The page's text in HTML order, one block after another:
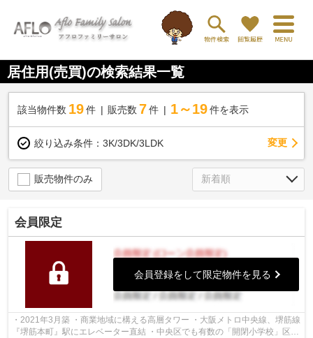
居住用(売買)の検索結果一覧
該当物件数 19件 販売数 7 件 1～19 件を表示
絞り込み条件： 3K/3DK/3LDK 変更
販売物件のみ
会員限定
会員登録をして限定物件を見る
・2021年3月築 ・商業地域に構える高層タワー ・大阪メトロ中央線、堺筋線
『堺筋本町』駅にエレベーター直結 ・中央区でも有数の「開閉小学校」区内